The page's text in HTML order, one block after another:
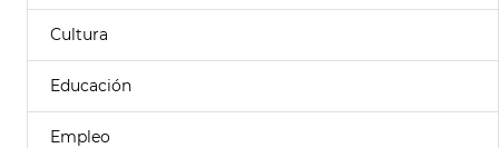
Cultura
Educación
Empleo